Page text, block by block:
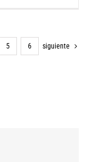
5 6 siguiente